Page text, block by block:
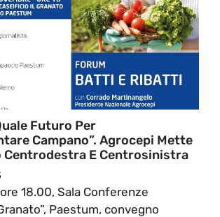
Futuro Per
Campano”. Agrocepi Mette
Centrodestra E Centrosinistra
18.00, Sala Conferenze
Paestum, convegno